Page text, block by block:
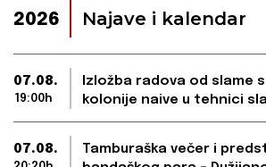
2026 Najave i kalendar
07.08.
19:00h
Izložba radova od slame
kolonije naive u tehnici
07.08.
Tamburaška večer i